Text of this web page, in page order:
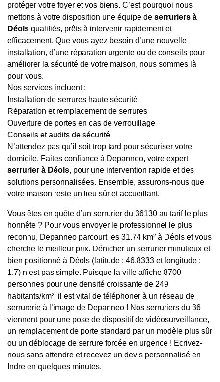
protéger votre foyer et vos biens. C’est pourquoi nous
mettons à votre disposition une équipe de serruriers à
Déols qualifiés, prêts à intervenir rapidement et
efficacement. Que vous ayez besoin d’une nouvelle
installation, d’une réparation urgente ou de conseils pour
améliorer la sécurité de votre maison, nous sommes là
pour vous.
Nos services incluent :
Installation de serrures haute sécurité
Réparation et remplacement de serrures
Ouverture de portes en cas de verrouillage
Conseils et audits de sécurité
N’attendez pas qu’il soit trop tard pour sécuriser votre
domicile. Faites confiance à Depanneo, votre expert
serrurier à Déols, pour une intervention rapide et des
solutions personnalisées. Ensemble, assurons-nous que
votre maison reste un lieu sûr et accueillant.
Vous êtes en quête d’un serrurier du 36130 au tarif le plus
honnête ? Pour vous envoyer le professionnel le plus
reconnu, Depanneo parcourt les 31.74 km² à Déols et vous
cherche le meilleur prix. Dénicher un serrurier minutieux et
bien positionné à Déols (latitude : 46.8333 et longitude :
1.7) n’est pas simple. Puisque la ville affiche 8700
personnes pour une densité croissante de 249
habitants/km², il est vital de téléphoner à un réseau de
serrurerie à l’image de Depanneo ! Nos serruriers du 36
viennent pour une pose de dispositif de vidéosurveillance,
un remplacement de porte standard par un modèle plus sûr
ou un déblocage de serrure forcée en urgence ! Ecrivez-
nous sans attendre et recevez un devis personnalisé en
Indre en quelques minutes.